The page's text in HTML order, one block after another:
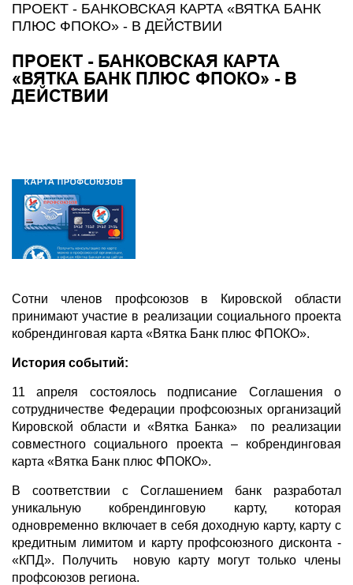
ПРОЕКТ - БАНКОВСКАЯ КАРТА «ВЯТКА БАНК
ПЛЮС ФПОКО» - В ДЕЙСТВИИ
ПРОЕКТ - БАНКОВСКАЯ КАРТА
«ВЯТКА БАНК ПЛЮС ФПОКО» - В
ДЕЙСТВИИ
Сотни членов профсоюзов в Кировской области
принимают участие в реализации социального проекта
кобрендинговая карта «Вятка Банк плюс ФПОКО».
История событий:
11 апреля состоялось подписание Соглашения о
сотрудничестве Федерации профсоюзных организаций
Кировской области и «Вятка Банка» по реализации
совместного социального проекта – кобрендинговая
карта «Вятка Банк плюс ФПОКО».
В соответствии с Соглашением банк разработал
уникальную кобрендинговую карту, которая
одновременно включает в себя доходную карту, карту с
кредитным лимитом и карту профсоюзного дисконта -
«КПД». Получить новую карту могут только члены
профсоюзов региона.